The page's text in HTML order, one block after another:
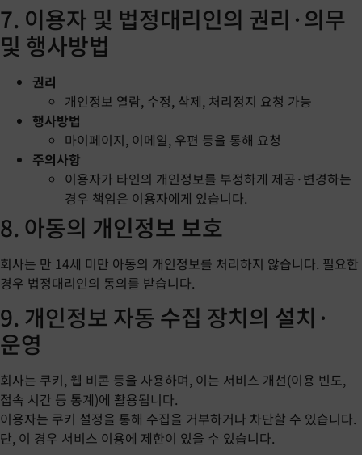
7. 이용자 및 법정대리인의 권리·의무
및 행사방법
권리
개인정보 열람, 수정, 삭제, 처리정지 요청 가능
행사방법
마이페이지, 이메일, 우편 등을 통해 요청
주의사항
이용자가 타인의 개인정보를 부정하게 제공·변경하는
경우 책임은 이용자에게 있습니다.
8. 아동의 개인정보 보호
회사는 만 14세 미만 아동의 개인정보를 처리하지 않습니다. 필요한
경우 법정대리인의 동의를 받습니다.
9. 개인정보 자동 수집 장치의 설치·
운영
회사는 쿠키, 웹 비콘 등을 사용하며, 이는 서비스 개선(이용 빈도,
접속 시간 등 통계)에 활용됩니다.
이용자는 쿠키 설정을 통해 수집을 거부하거나 차단할 수 있습니다.
단, 이 경우 서비스 이용에 제한이 있을 수 있습니다.